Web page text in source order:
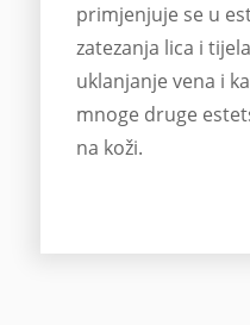
primjenjuje se u
zatezanja lica i
uklanjanje vena i
mnoge druge
na koži.